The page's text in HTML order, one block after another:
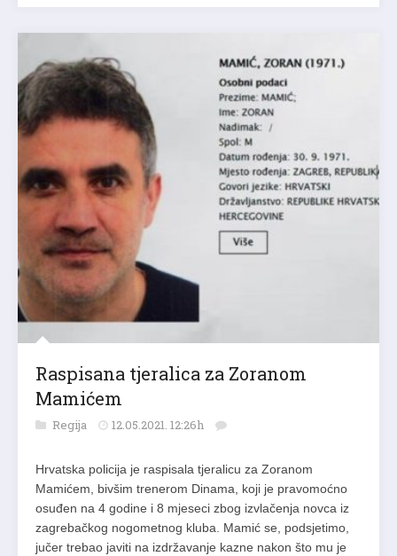
Raspisana tjeralica za Zoranom
Mamićem
Regija 12.05.2021. 12:26h
Hrvatska policija je raspisala tjeralicu za Zoranom
Mamićem, bivšim trenerom Dinama, koji je pravomoćno
osuđen na 4 godine i 8 mjeseci zbog izvlačenja novca iz
zagrebačkog nogometnog kluba. Mamić se, podsjetimo,
jučer trebao javiti na izdržavanje kazne nakon što mu je